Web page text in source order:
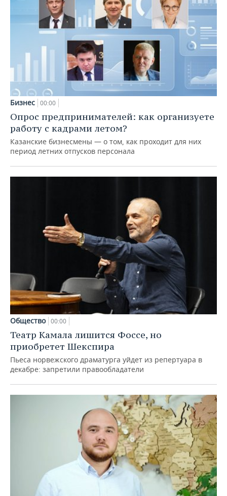
Бизнес 00:00
Опрос предпринимателей: как организуете
работу с кадрами летом?
Казанские бизнесмены — о том, как проходит для них
период летних отпусков персонала
Общество 00:00
Театр Камала лишится Фоссе, но
приобретет Шекспира
Пьеса норвежского драматурга уйдет из репертуара в
декабре: запретили правообладатели